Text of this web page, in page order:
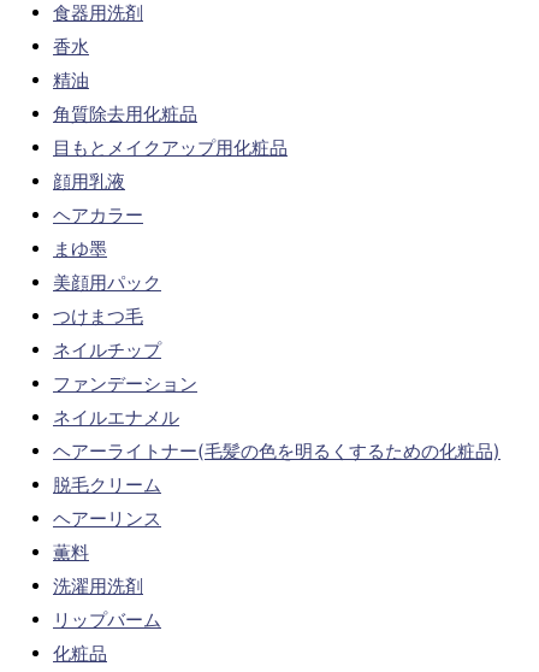
食器用洗剤
香水
精油
角質除去用化粧品
目もとメイクアップ用化粧品
顔用乳液
ヘアカラー
まゆ墨
美顔用パック
つけまつ毛
ネイルチップ
ファンデーション
ネイルエナメル
ヘアーライトナー(毛髪の色を明るくするための化粧品)
脱毛クリーム
ヘアーリンス
薫料
洗濯用洗剤
リップバーム
化粧品